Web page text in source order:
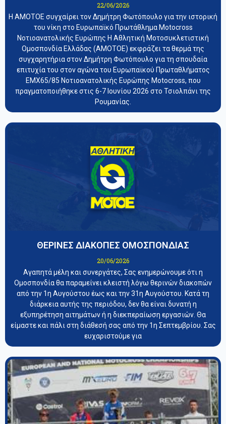
22/06/2026
Η ΑΜΟΤΟΕ συγχαίρει τον Δημήτρη Φωτόπουλο για την ιστορική
του νίκη στο Ευρωπαϊκό Πρωτάθλημα Motocross
Νοτιοανατολικής Ευρώπης Η Αθλητική Μοτοσυκλετιστική
Ομοσπονδία Ελλάδας (ΑΜΟΤΟΕ) εκφράζει τα θερμά της
συγχαρητήρια στον Δημήτρη Φωτόπουλο για τη σπουδαία
επιτυχία του στον αγώνα του Ευρωπαϊκού Πρωταθλήματος
EMX65/85 Νοτιοανατολικής Ευρώπης Motocross, που
πραγματοποιήθηκε στις 6-7 Ιουνίου 2026 στο Τσιολπάνι της
Ρουμανίας.
ΘΕΡΙΝΕΣ ΔΙΑΚΟΠΕΣ ΟΜΟΣΠΟΝΔΙΑΣ
20/06/2026
Αγαπητά μέλη και συνεργάτες, Σας ενημερώνουμε ότι η
Ομοσπονδία θα παραμείνει κλειστή λόγω θερινών διακοπών
από την 1η Αυγούστου έως και την 31η Αυγούστου. Κατά τη
διάρκεια αυτής της περιόδου, δεν θα είναι δυνατή η
εξυπηρέτηση αιτημάτων ή η διεκπεραίωση εργασιών. Θα
είμαστε και πάλι στη διάθεσή σας από την 1η Σεπτεμβρίου. Σας
ευχαριστούμε για